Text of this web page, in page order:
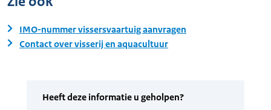
IMO-nummer vissersvaartuig aanvragen
Contact over visserij en aquacultuur